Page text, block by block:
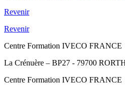
Revenir
Revenir
Centre Formation IVECO FRANCE
La Crénuère – BP27 - 79700
Centre Formation IVECO FRANCE